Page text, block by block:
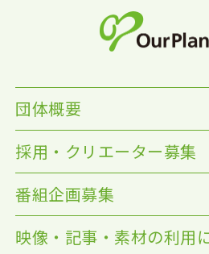
団体概要
採用・クリエーター募集
番組企画募集
映像・記事・素材の利用